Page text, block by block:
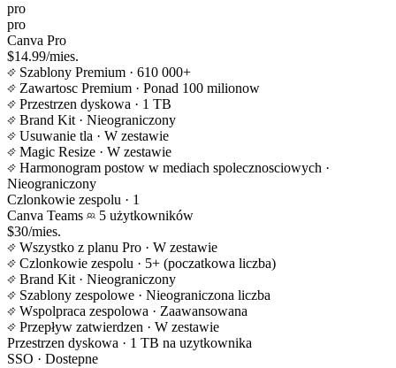
pro
pro
Canva Pro
$14.99/mies.
Szablony Premium · 610 000+
Zawartosc Premium · Ponad 100 milionow
Przestrzen dyskowa · 1 TB
Brand Kit · Nieograniczony
Usuwanie tla · W zestawie
Magic Resize · W zestawie
Harmonogram postow w mediach spolecznosciowych ·
Nieograniczony
Czlonkowie zespolu · 1
Canva Teams
5 użytkowników
$30/mies.
Wszystko z planu Pro · W zestawie
Czlonkowie zespolu · 5+ (poczatkowa liczba)
Brand Kit · Nieograniczony
Szablony zespolowe · Nieograniczona liczba
Wspolpraca zespolowa · Zaawansowana
Przepływ zatwierdzen · W zestawie
Przestrzen dyskowa · 1 TB na uzytkownika
SSO · Dostepne